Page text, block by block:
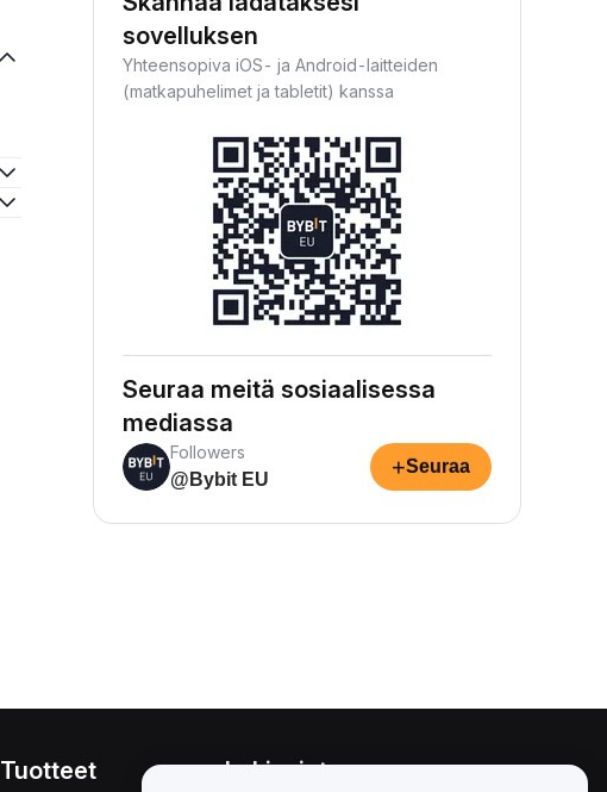
sovelluksen
Yhteensopiva iOS- ja Android-laitteiden
(matkapuhelimet ja tabletit) kanssa
Seuraa meitä sosiaalisessa
mediassa
Followers
@Bybit EU
+Seuraa
Tuotteet Lakiasiat